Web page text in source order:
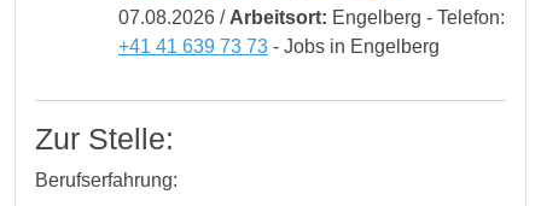
07.08.2026 / Arbeitsort: Engelberg - Telefon:
+41 41 639 73 73- Jobs in Engelberg
Zur Stelle:
Berufserfahrung: